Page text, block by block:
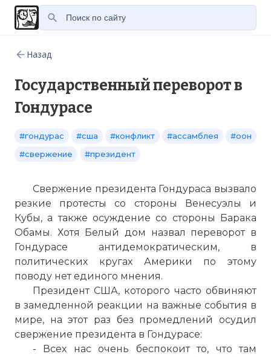
Назад
Государственный переворот в
Гондурасе
#гондурас #сша #конфликт #ассамблея
#оон
#свержение
#президент
Свержение президента Гондураса вызвало
резкие протесты со стороны Венесуэлы и
Кубы, а также осуждение со стороны Барака
Обамы. Хотя Белый дом
назвал переворот в
Гондурасе антидемократическим, в
политических кругах Америки по этому
поводу нет единого мнения.
Президент США, которого часто обвиняют
в замедленной реакции на важные события в
мире, на этот раз без промедлений осудил
свержение президента в Гондурасе:
- Всех нас очень беспокоит то, что там